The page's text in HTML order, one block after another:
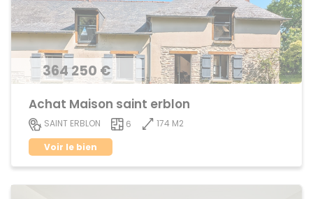
364 250 €
Achat Maison saint erblon
SAINT ERBLON 6
174 M2
Voir le bien